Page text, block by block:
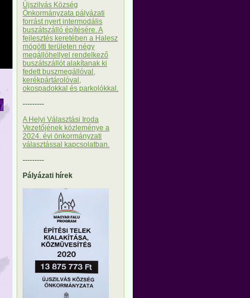
Újszilvás Község
Önkormányzata pályázati
forrást nyert intermodális
buszátszálló építésére. A
fejlesztés keretében a Halesz
mögötti területen négy
megállóhellyel rendelkező
buszátszállót alakítanak ki
fedett buszmegállóval,
kerékpártárolóval,
okospadokkal és parkolókkal.
---------
A Helyi Választási Iroda
Vezetőjének közleménye a
2024. évi önkormányzati
választással kapcsolatban.
---------
Pályázati hírek